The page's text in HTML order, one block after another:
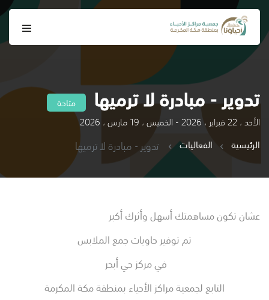
تدوير - مبادرة لا ترميها متاحة
الأحد ، 22 فبراير ، 2026 - الخميس ، 19 مارس ، 2026
الرئيسية
الفعاليات تدوير - مبادرة لا ترميها
عشان تكون مساهمتك أسهل وأثرك أكبر
تم توفير حاويات جمع الملابس
في مركز حي أبحر
التابع لجمعية مراكز الأحياء بمنطقة مكة المكرمة